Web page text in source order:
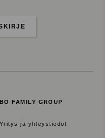
BO FAMILY GROUP
Yritys ja yhteystiedot